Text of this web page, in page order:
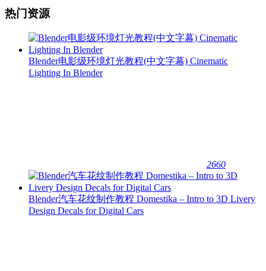
热门资源
Blender电影级环境灯光教程(中文字幕) Cinematic
Lighting In Blender
2660
Blender汽车花纹制作教程 Domestika – Intro to 3D Livery
Design Decals for Digital Cars